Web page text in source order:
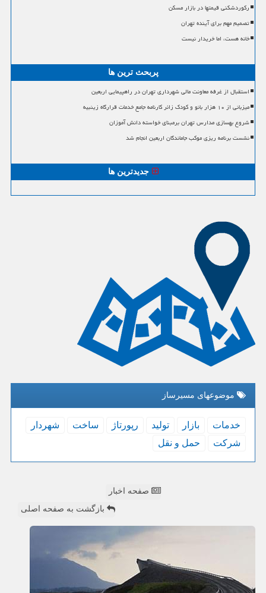
رکوردشکنی قیمتها در بازار مسکن
تصمیم مهم برای آینده تهران
خانه هست، اما خریدار نیست
پربحث ترین ها
استقبال از غرفه معاونت مالی شهرداری تهران در راهپیمایی اربعین
میزبانی از ۱۰ هزار بانو و کودک زائر کارنامه جامع خدمات قرارگاه زینبیه
شروع بهسازی مدارس تهران برمبنای خواسته دانش آموزان
نشست برنامه ریزی موکب جاماندگان اربعین انجام شد
جدیدترین ها
موضوعهای مسیرساز
خدمات بازار تولید رپورتاژ ساخت
شهردار
شركت
حمل و نقل
صفحه اخبار
بازگشت به صفحه اصلی